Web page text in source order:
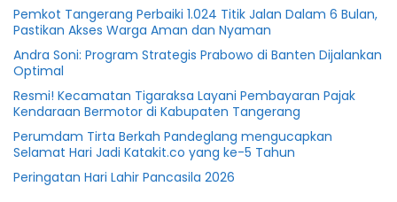
Pemkot Tangerang Perbaiki 1.024 Titik Jalan Dalam 6 Bulan,
Pastikan Akses Warga Aman dan Nyaman
Andra Soni: Program Strategis Prabowo di Banten Dijalankan
Optimal
Resmi! Kecamatan Tigaraksa Layani Pembayaran Pajak
Kendaraan Bermotor di Kabupaten Tangerang
Perumdam Tirta Berkah Pandeglang mengucapkan
Selamat Hari Jadi Katakit.co yang ke-5 Tahun
Peringatan Hari Lahir Pancasila 2026